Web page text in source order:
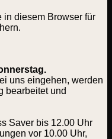
in diesem Browser für
uns eingehen, werden
bearbeitet und
Saver bis 12.00 Uhr
vor 10.00 Uhr,